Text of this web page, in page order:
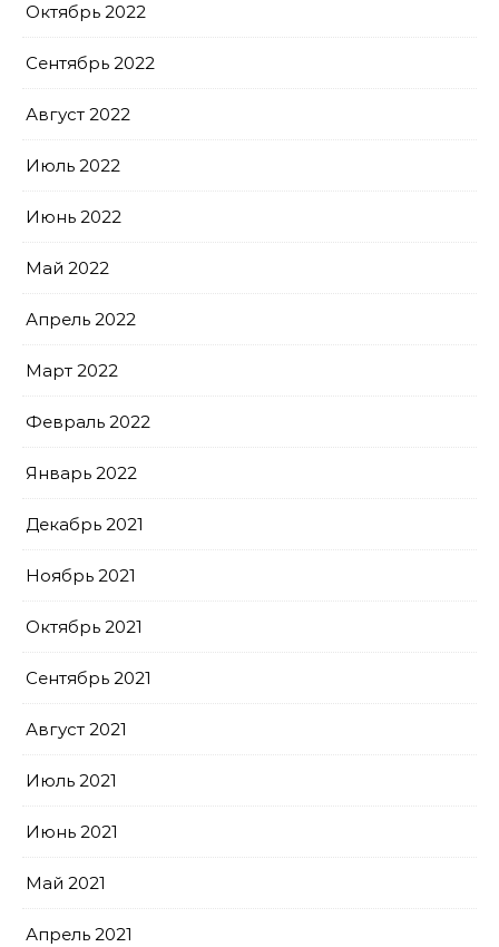
Октябрь 2022
Сентябрь 2022
Август 2022
Июль 2022
Июнь 2022
Май 2022
Апрель 2022
Март 2022
Февраль 2022
Январь 2022
Декабрь 2021
Ноябрь 2021
Октябрь 2021
Сентябрь 2021
Август 2021
Июль 2021
Июнь 2021
Май 2021
Апрель 2021